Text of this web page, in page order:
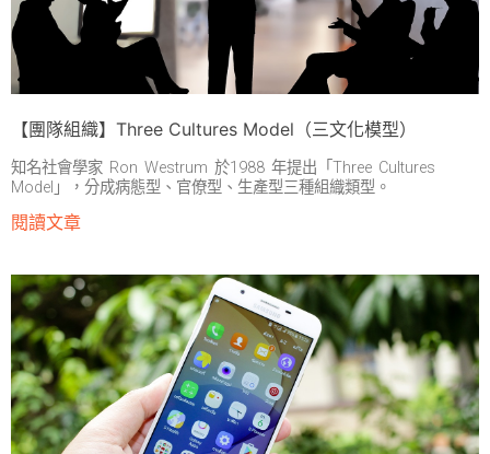
【團隊組織】Three Cultures Model（三文化模型）
知名社會學家 Ron Westrum 於1988 年提出「Three Cultures
Model」，分成病態型、官僚型、生產型三種組織類型。
閱讀文章